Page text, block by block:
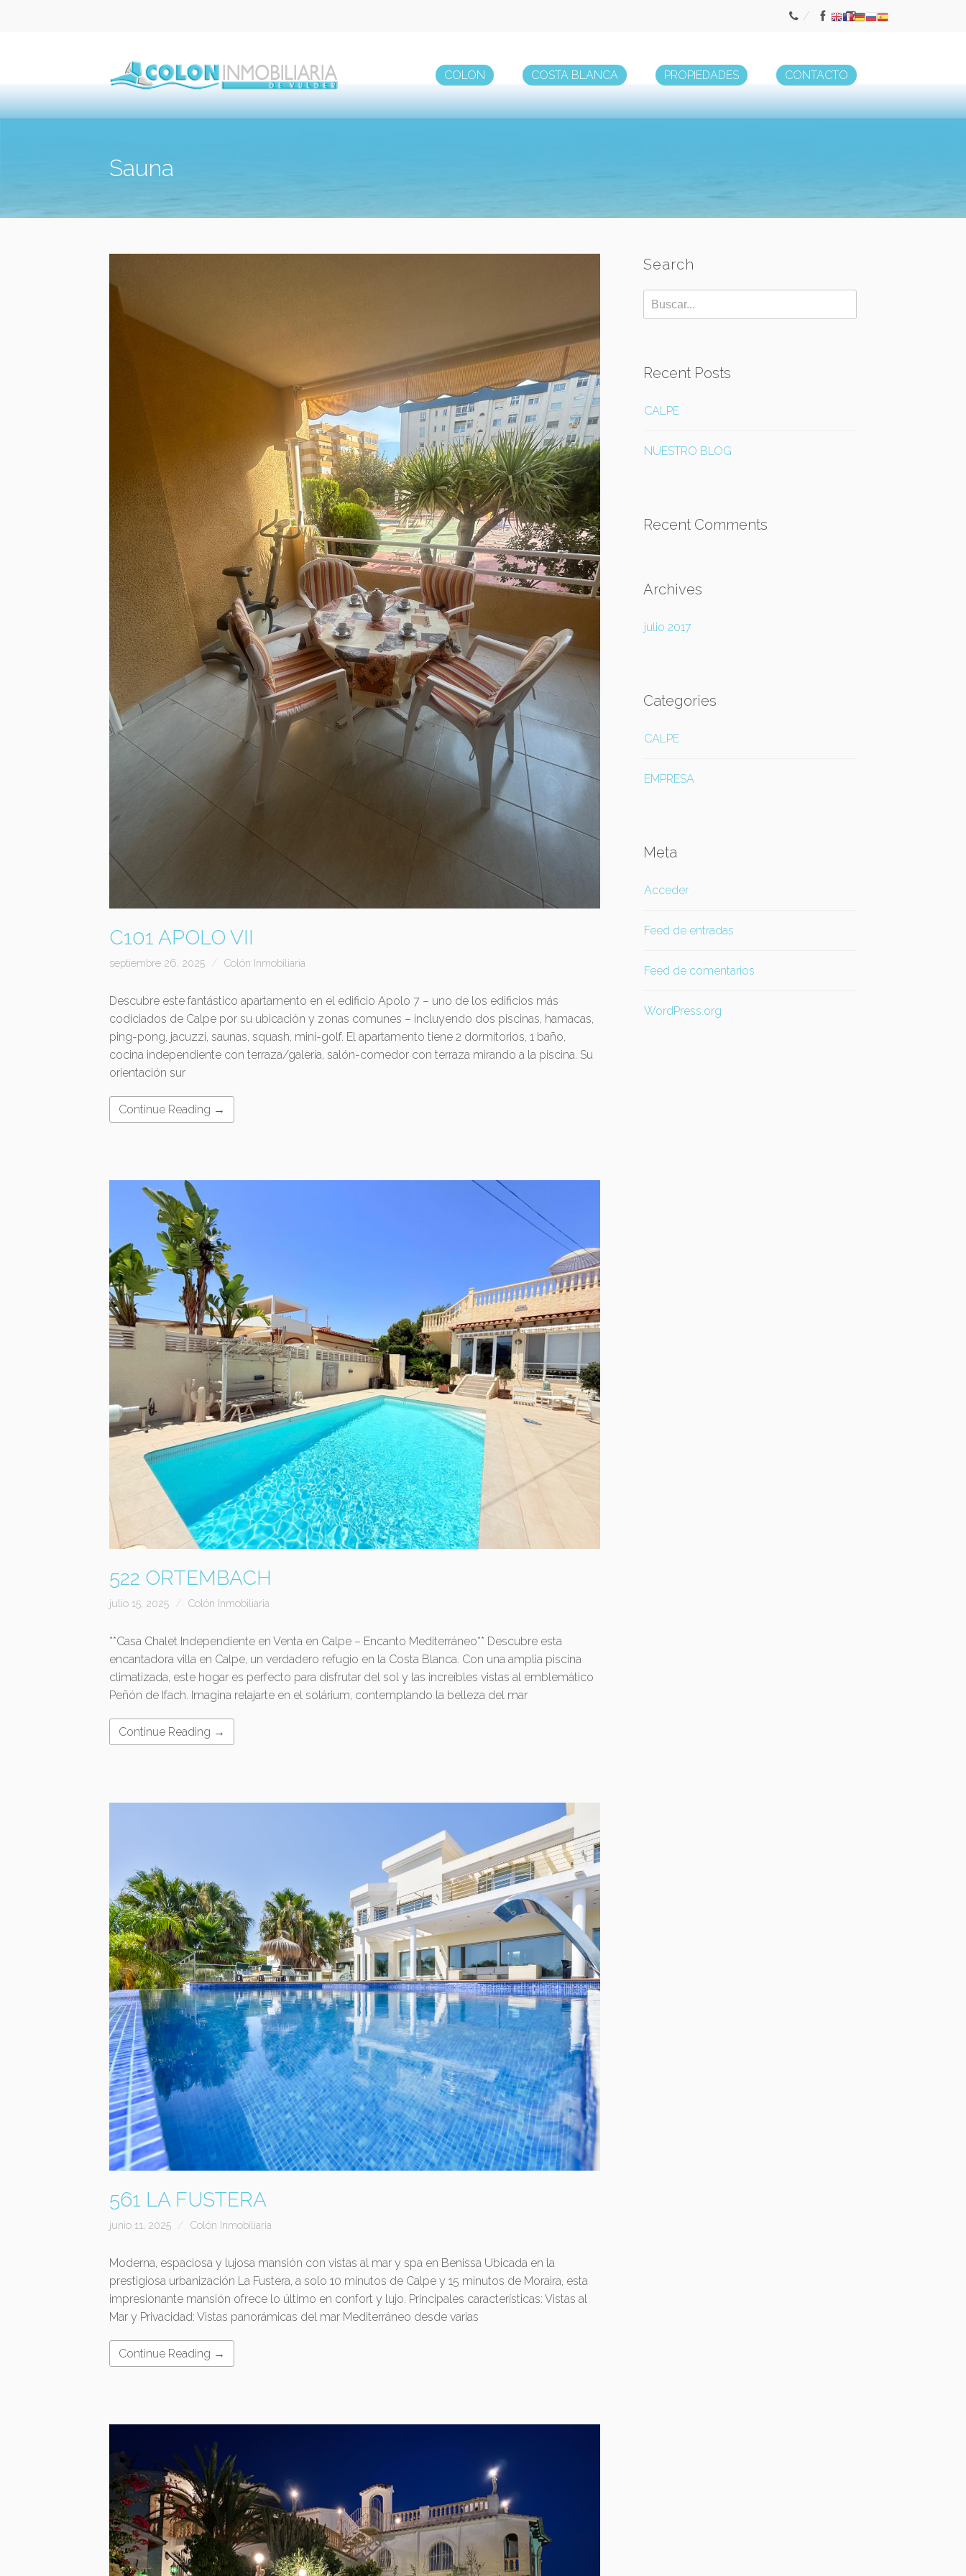
COLON COSTA BLANCA PROPIEDADES CONTACTO
Sauna
C101 APOLO VII
septiembre 26, 2025 Colón Inmobiliaria
Descubre este fantástico apartamento en el edificio Apolo 7 – uno de los edificios más
codiciados de Calpe por su ubicación y zonas comunes – incluyendo dos piscinas, hamacas,
ping-pong, jacuzzi, saunas, squash, mini-golf. El apartamento tiene 2 dormitorios, 1 baño,
cocina independiente con terraza/galería, salón-comedor con terraza mirando a la piscina. Su
orientación sur
Continue Reading →
522 ORTEMBACH
julio 15, 2025 Colón Inmobiliaria
**Casa Chalet Independiente en Venta en Calpe – Encanto Mediterráneo** Descubre esta
encantadora villa en Calpe, un verdadero refugio en la Costa Blanca. Con una amplia piscina
climatizada, este hogar es perfecto para disfrutar del sol y las increíbles vistas al emblemático
Peñón de Ifach. Imagina relajarte en el solárium, contemplando la belleza del mar
Continue Reading →
561 LA FUSTERA
junio 11, 2025 Colón Inmobiliaria
Moderna, espaciosa y lujosa mansión con vistas al mar y spa en Benissa Ubicada en la
prestigiosa urbanización La Fustera, a solo 10 minutos de Calpe y 15 minutos de Moraira, esta
impresionante mansión ofrece lo último en confort y lujo. Principales características: Vistas al
Mar y Privacidad: Vistas panorámicas del mar Mediterráneo desde varias
Continue Reading →
Search
Recent Posts
CALPE
NUESTRO BLOG
Recent Comments
Archives
julio 2017
Categories
CALPE
EMPRESA
Meta
Acceder
Feed de entradas
Feed de comentarios
WordPress.org